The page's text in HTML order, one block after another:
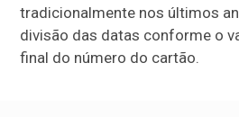
tradicionalmente nos últimos
divisão das datas conforme o
final do número do cartão.